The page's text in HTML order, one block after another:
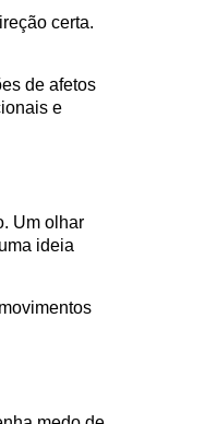
certa.
de afetos
e
Um olhar
ideia